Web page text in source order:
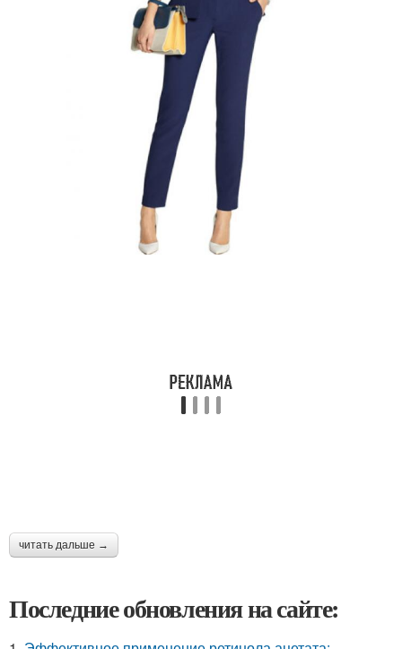
читать дальше →
Последние обновления на сайте: